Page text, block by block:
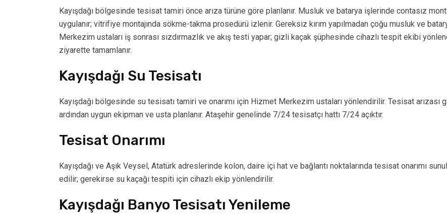
Kayışdağı bölgesinde tesisat tamiri önce arıza türüne göre planlanır. Musluk ve batarya işlerinde contasız
uygulanır; vitrifiye montajında sökme-takma prosedürü izlenir. Gereksiz kırım yapılmadan çoğu musluk ve
Merkezim ustaları iş sonrası sızdırmazlık ve akış testi yapar; gizli kaçak şüphesinde cihazlı tespit ekibi
ziyarette tamamlanır.
Kayışdağı Su Tesisatı
Kayışdağı bölgesinde su tesisatı tamiri ve onarımı için Hizmet Merkezim ustaları yönlendirilir. Tesisat
ardından uygun ekipman ve usta planlanır. Ataşehir genelinde 7/24 tesisatçı hattı 7/24 açıktır.
Tesisat Onarımı
Kayışdağı ve Aşık Veysel, Atatürk adreslerinde kolon, daire içi hat ve bağlantı noktalarında tesisat onarımı
edilir; gerekirse su kaçağı tespiti için cihazlı ekip yönlendirilir.
Kayışdağı Banyo Tesisatı Yenileme